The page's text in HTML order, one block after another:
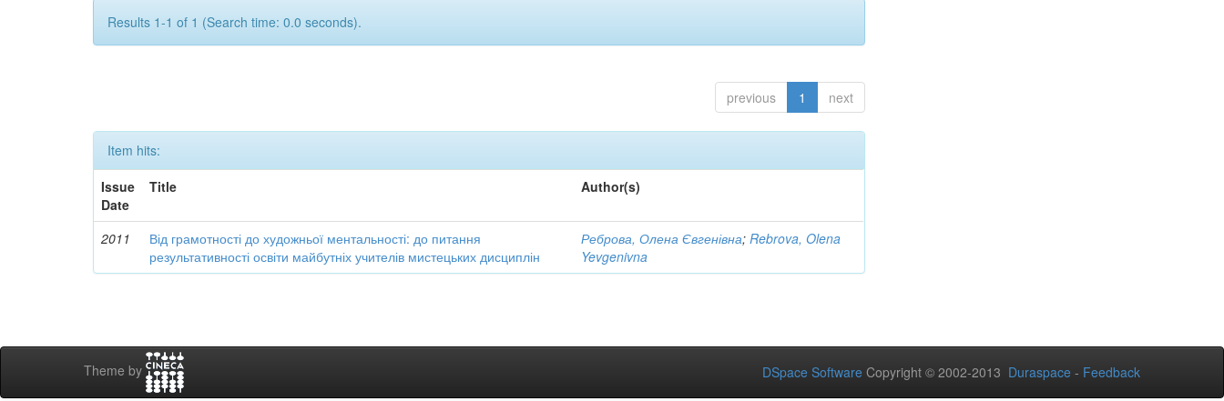
Results 1-1 of 1 (Search time: 0.0 seconds).
previous 1 next
Item hits:
Issue
Date
Title Author(s)
2011
Від грамотності до художньої ментальності: до питання
результативності освіти майбутніх учителів мистецьких дисциплін
Реброва, Олена Євгенівна;Rebrova, Olena
Yevgenivna
Theme by DSpace Software Copyright © 2002-2013 Duraspace - Feedback